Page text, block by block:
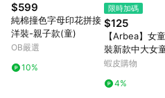
$599
純棉撞色字母印花拼接
洋裝-親子款(童)
OB嚴選
10%
限時加碼
$125
【Arbea】女
裝新款中大女
春秋季小女孩
25】
蝦皮購物
4%